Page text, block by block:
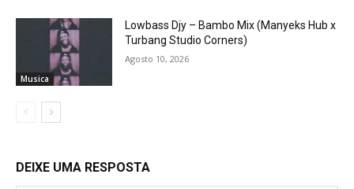
Musica
Lowbass Djy – Bambo Mix (Manyeks Hub x
Turbang Studio Corners)
Agosto 10, 2026
DEIXE UMA RESPOSTA